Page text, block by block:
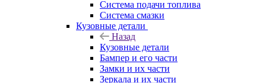
Система подачи топлива
Система смазки
Кузовные детали
Назад
Кузовные детали
Бампер и его части
Замки и их части
Зеркала и их части